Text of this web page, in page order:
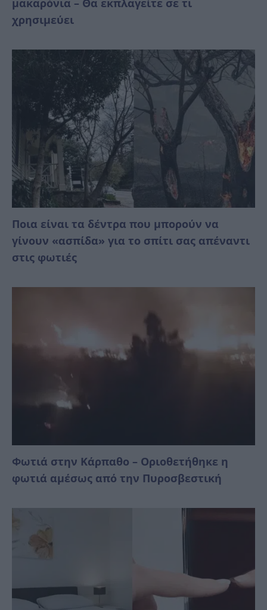
χρησιμεύει
Ποια είναι τα δέντρα που μπορούν να
γίνουν «ασπίδα» για το σπίτι σας απέναντι
στις φωτιές
Φωτιά στην Κάρπαθο – Οριοθετήθηκε η
φωτιά αμέσως από την Πυροσβεστική